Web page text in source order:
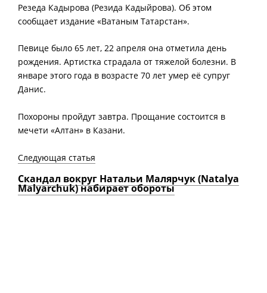
Резеда Кадырова (Резида Кадыйрова). Об этом
сообщает издание «Ватаным Татарстан».
Певице было 65 лет, 22 апреля она отметила день
рождения. Артистка страдала от тяжелой болезни. В
январе этого года в возрасте 70 лет умер её супруг
Данис.
Похороны пройдут завтра. Прощание состоится в
мечети «Алтан» в Казани.
Следующая статья
Скандал вокруг Натальи Малярчук (Natalya
Malyarchuk) набирает обороты